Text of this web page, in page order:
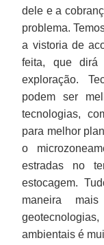
dele e a
problema.
a vistoria de
feita, que
exploração.
podem ser
tecnologias,
para melhor
o
estradas no
estocagem.
maneira
ambientais é